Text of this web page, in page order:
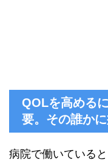
QOLを高める
要。その誰か
病院で働いていると